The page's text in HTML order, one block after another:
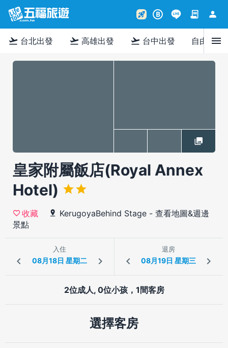
rocket_launch B contract person
flight_takeoff 台北出發 flight_takeoff 高雄出發 flight_takeoff 台中出發 自由行menu
皇家附屬飯店(Royal Annex
Hotel)
收藏 KerugoyaBehind Stage - 查看地圖&週邊
景點
入住 退房
2位成人, 0位小孩，1間客房
選擇客房